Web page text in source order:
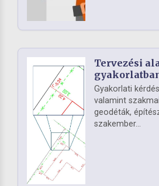
Tervezési
Gyakorlati
valamint
geodéták,
szakember...